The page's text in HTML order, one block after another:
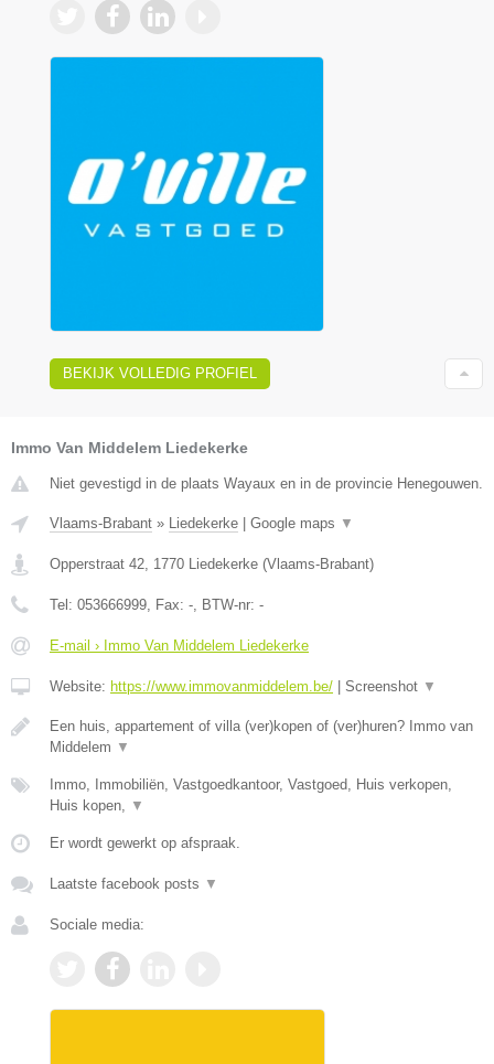
BEKIJK VOLLEDIG PROFIEL
Immo Van Middelem Liedekerke
Niet gevestigd in de plaats Wayaux en in de provincie Henegouwen.
Vlaams-Brabant » Liedekerke Google maps ▼
Opperstraat 42 1770 Liedekerke (Vlaams-Brabant)
Tel: 053666999 , Fax: - , BTW-nr: -
E-mail › Immo Van Middelem Liedekerke
Website: https://www.immovanmiddelem.be/ Screenshot ▼
Een huis, appartement of villa (ver)kopen of (ver)huren? Immo van
Middelem ▼
Immo, Immobiliën, Vastgoedkantoor, Vastgoed, Huis verkopen,
Huis kopen,
▼
Er wordt gewerkt op afspraak.
Laatste facebook posts ▼
Sociale media: